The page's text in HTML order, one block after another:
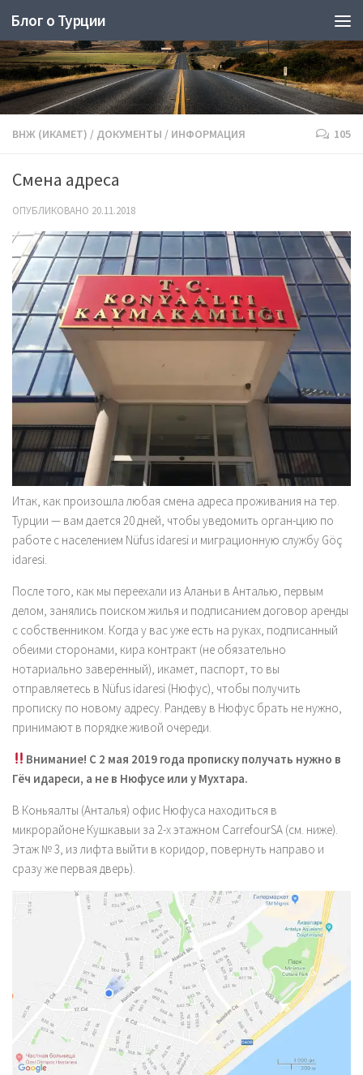
Блог о Турции
ВНЖ (ИКАМЕТ) / ДОКУМЕНТЫ / ИНФОРМАЦИЯ 105
Смена адреса
ОПУБЛИКОВАНО 20.11.2018
Итак, как произошла любая смена адреса проживания на тер.
Турции — вам дается 20 дней, чтобы уведомить орган-цию по
работе с населением Nüfus idaresi и миграционную службу Göç
idaresi.
После того, как мы переехали из Аланьи в Анталью, первым
делом, занялись поиском жилья и подписанием договор аренды
с собственником. Когда у вас уже есть на руках, подписанный
обеими сторонами, кира контракт (не обязательно
нотариально заверенный), икамет, паспорт, то вы
отправляетесь в Nüfus idaresi (Нюфус), чтобы получить
прописку по новому адресу. Рандеву в Нюфус брать не нужно,
принимают в порядке живой очереди.
Внимание! С 2 мая 2019 года прописку получать нужно в
Гёч идареси, а не в Нюфусе или у Мухтара.
В Коньяалты (Анталья) офис Нюфуса находиться в
микрорайоне Кушкавыи за 2-х этажном CarrefourSA (см. ниже).
Этаж № 3, из лифта выйти в коридор, повернуть направо и
сразу же первая дверь).